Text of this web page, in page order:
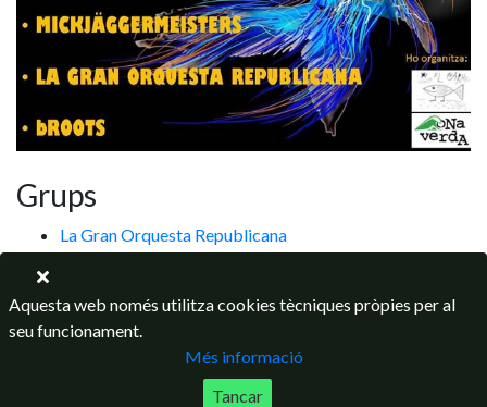
Grups
La Gran Orquesta Republicana
Aquesta web només utilitza cookies tècniques pròpies per al
seu funcionament.
Més informació
Tancar